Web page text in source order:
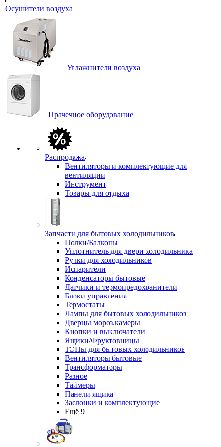
Осушители воздуха
Увлажнители воздуха
Прачечное оборудование
Распродажа
Вентиляторы и комплектующие для
вентиляции
Инструмент
Товары для отдыха
Запчасти для бытовых холодильников
Полки/Балконы
Уплотнитель для двери холодильника
Ручки для холодильников
Испарители
Конденсаторы бытовые
Датчики и термопредохранители
Блоки управления
Термостаты
Лампы для бытовых холодильников
Дверцы мороз.камеры
Кнопки и выключатели
Ящики/Фруктовницы
ТЭНы для бытовых холодильников
Вентиляторы бытовые
Трансформаторы
Разное
Таймеры
Панели ящика
Заслонки и комплектующие
Ещё 9